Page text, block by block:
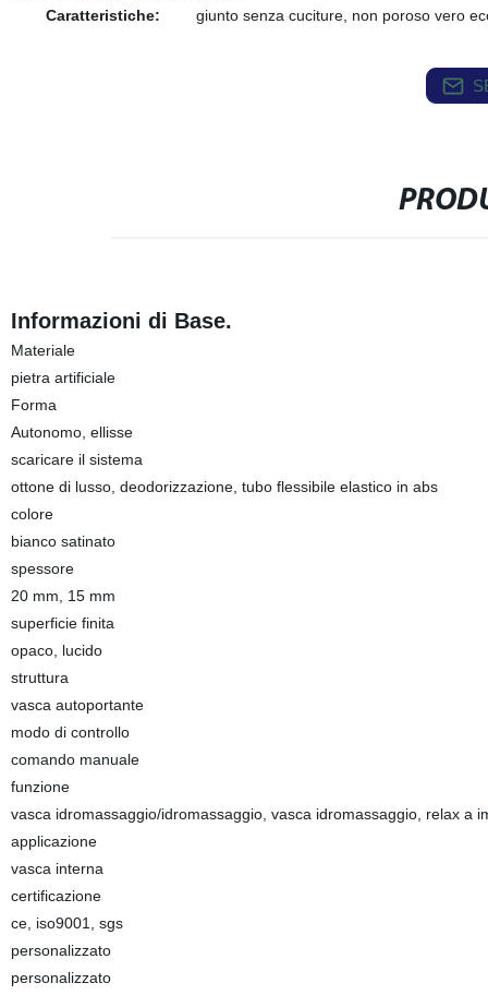
Caratteristiche:
giunto senza cuciture, non poroso vero
Informazioni di Base.
Materiale
pietra artificiale
Forma
Autonomo, ellisse
scaricare il sistema
ottone di lusso, deodorizzazione, tubo flessibile elastico in abs
colore
bianco satinato
spessore
20 mm, 15 mm
superficie finita
opaco, lucido
struttura
vasca autoportante
modo di controllo
comando manuale
funzione
vasca idromassaggio/idromassaggio, vasca idromassaggio, relax a
applicazione
vasca interna
certificazione
ce, iso9001, sgs
personalizzato
personalizzato